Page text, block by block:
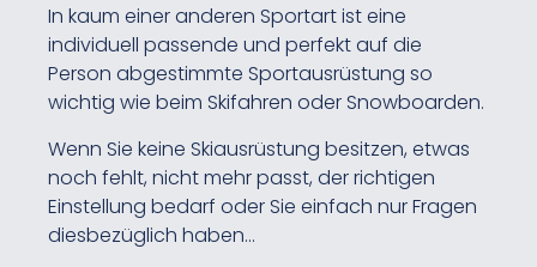
In kaum einer anderen Sportart ist eine
individuell passende und perfekt auf die
Person abgestimmte Sportausrüstung so
wichtig wie beim Skifahren oder Snowboarden.
Wenn Sie keine Skiausrüstung besitzen, etwas
noch fehlt, nicht mehr passt, der richtigen
Einstellung bedarf oder Sie einfach nur Fragen
diesbezüglich haben…